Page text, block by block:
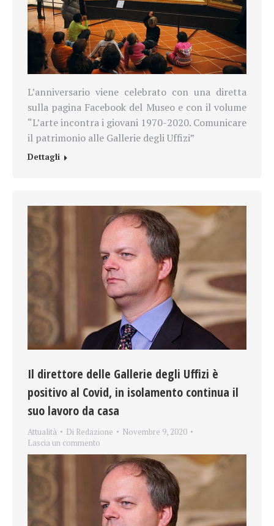
L’anniversario viene celebrato con una diretta
sulla pagina Facebook del Museo e con il volume
“L’arte incontra i giovani 1970-2020. Comunicare
il patrimonio alle Gallerie degli Uffizi”
Dettagli
Il direttore delle Gallerie degli Uffizi è
positivo al Covid, in isolamento continua il
suo lavoro da casa
Attualità Di Redazione
Novembre 9, 2020
Lascia un commento